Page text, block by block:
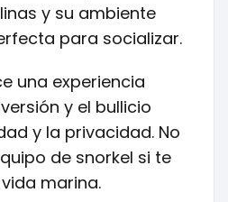
y su ambiente
para socializar.
una experiencia
y el bullicio
y la privacidad. No
de snorkel si te
marina.